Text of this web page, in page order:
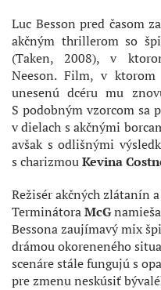
Luc Besson pred časom
akčným thrillerom so
(Taken, 2008), v
Neeson. Film, v
unesenú dcéru mu
S podobným vzorcom sa
v dielach s akčnými
avšak s odlišnými
s charizmouKevina
Režisér akčných zlátanín
TerminátoraMcG
Bessona zaujímavý mix
drámou okoreneného
scenáre stále fungujú s
pre zmenu neskúsiť